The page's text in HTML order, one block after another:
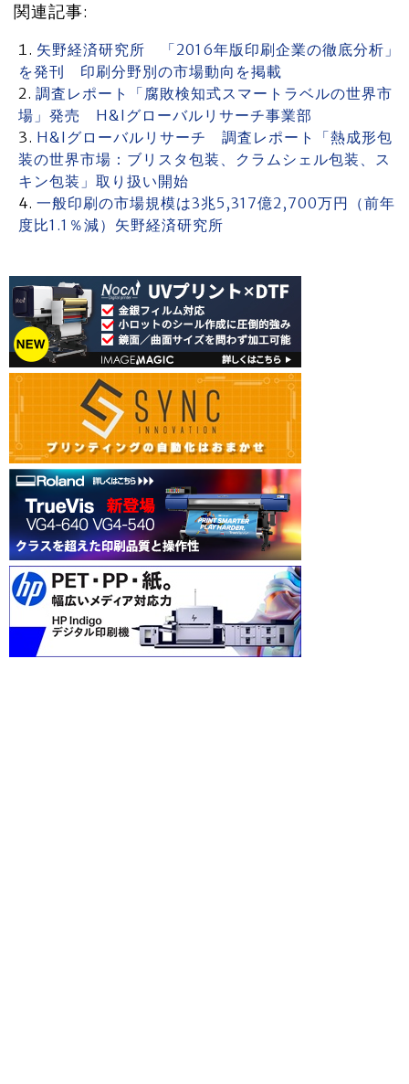
関連記事:
矢野経済研究所 「2016年版印刷企業の徹底分析」
を発刊 印刷分野別の市場動向を掲載
調査レポート「腐敗検知式スマートラベルの世界市
場」発売 H&Iグローバルリサーチ事業部
H&Iグローバルリサーチ 調査レポート「熱成形包
装の世界市場：ブリスタ包装、クラムシェル包装、ス
キン包装」取り扱い開始
一般印刷の市場規模は3兆5,317億2,700万円（前年
度比1.1％減）矢野経済研究所